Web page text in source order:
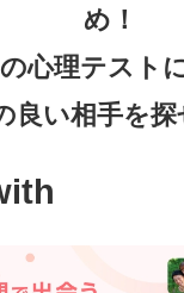
め！
心理テスト
良い相手を探